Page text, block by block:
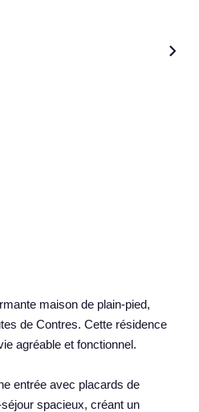
maison de plain-pied,
de Contres. Cette résidence
agréable et fonctionnel.
entrée avec placards de
spacieux, créant un